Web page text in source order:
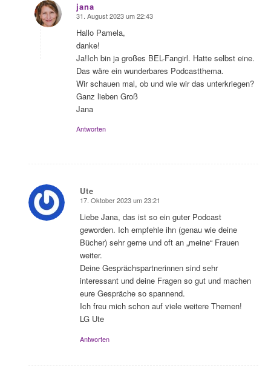
jana
sagte:
31. August 2023 um 22:43
Hallo Pamela,
danke!
Ja!Ich bin ja großes BEL-Fangirl. Hatte selbst eine.
Das wäre ein wunderbares Podcastthema.
Wir schauen mal, ob und wie wir das unterkriegen?
Ganz lieben Groß
Jana
Antworten
Ute
sagte:
17. Oktober 2023 um 23:21
Liebe Jana, das ist so ein guter Podcast
geworden. Ich empfehle ihn (genau wie deine
Bücher) sehr gerne und oft an „meine“ Frauen
weiter.
Deine Gesprächspartnerinnen sind sehr
interessant und deine Fragen so gut und machen
eure Gespräche so spannend.
Ich freu mich schon auf viele weitere Themen!
LG Ute
Antworten